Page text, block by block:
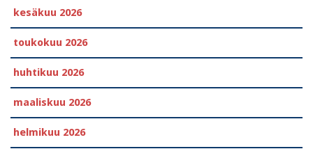
kesäkuu 2026
toukokuu 2026
huhtikuu 2026
maaliskuu 2026
helmikuu 2026